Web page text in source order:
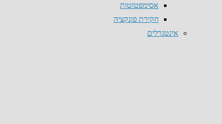
אסימפטוטות
חקירת פונקציה
אינטגרלים